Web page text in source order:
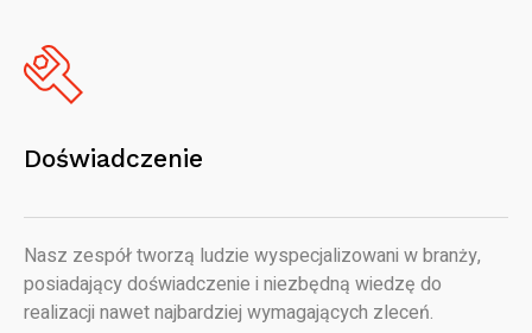
Doświadczenie
Nasz zespół tworzą ludzie wyspecjalizowani w branży,
posiadający doświadczenie i niezbędną wiedzę do
realizacji nawet najbardziej wymagających zleceń.